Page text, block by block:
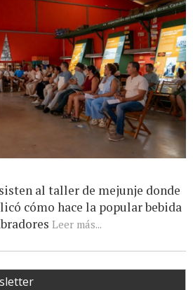
al taller de mejunje donde
cómo hace la popular bebida
Leer más...